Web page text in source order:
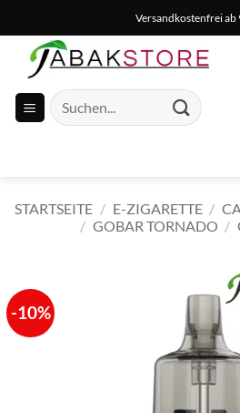
Inhalt
springen
Versandkostenfrei ab
Suche
nach:
STARTSEITE / E-ZIGARETTE /
/ GOBAR TORNADO /
-10%